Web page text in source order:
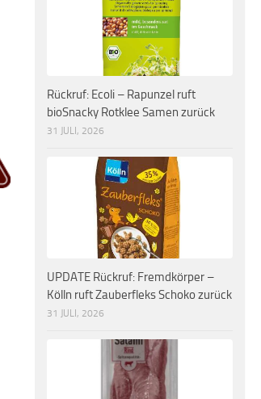
Rückruf: Ecoli – Rapunzel ruft
bioSnacky Rotklee Samen zurück
31 JULI, 2026
UPDATE Rückruf: Fremdkörper –
Kölln ruft Zauberfleks Schoko zurück
31 JULI, 2026